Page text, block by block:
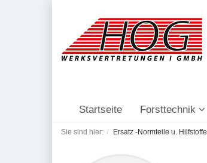
Startseite Forsttechnik
Sie sind hier: Ersatz -Normteile u. Hilfstoffe